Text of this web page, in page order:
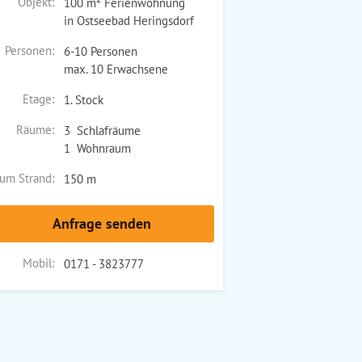
in Ostseebad Heringsdorf
Personen:
6-10 Personen
max. 10 Erwachsene
Etage:
1. Stock
Räume:
3 Schlafräume
1 Wohnraum
Strand:
150 m
Anfrage senden
Mobil: 0171 - 3823777